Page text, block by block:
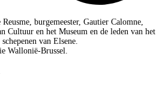
burgemeester, Gautier Calomne,
Cultuur en het Museum en de leden van het
van Elsene.
Wallonië-Brussel.